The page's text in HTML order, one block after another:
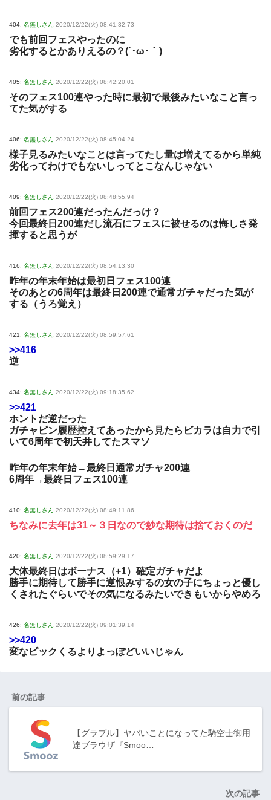
404: 名無しさん 2020/12/22(火) 08:41:32.73
でも前回フェスやったのに
劣化するとかありえるの？(´･ω･｀)
405: 名無しさん 2020/12/22(火) 08:42:20.01
そのフェス100連やった時に最初で最後みたいなこと言っ
てた気がする
406: 名無しさん 2020/12/22(火) 08:45:04.24
様子見るみたいなことは言ってたし量は増えてるから単純
劣化ってわけでもないしってとこなんじゃない
409: 名無しさん 2020/12/22(火) 08:48:55.94
前回フェス200連だったんだっけ？
今回最終日200連だし流石にフェスに被せるのは悔しさ発
揮すると思うが
416: 名無しさん 2020/12/22(火) 08:54:13.30
昨年の年末年始は最初日フェス100連
そのあとの6周年は最終日200連で通常ガチャだった気が
する（うろ覚え）
421: 名無しさん 2020/12/22(火) 08:59:57.61
>>416
逆
434: 名無しさん 2020/12/22(火) 09:18:35.62
>>421
ホントだ逆だった
ガチャピン履歴控えてあったから見たらビカラは自力で引
いて6周年で初天井してたスマソ
昨年の年末年始→最終日通常ガチャ200連
6周年→最終日フェス100連
410: 名無しさん 2020/12/22(火) 08:49:11.86
ちなみに去年は31～３日なので妙な期待は捨ておくのだ
420: 名無しさん 2020/12/22(火) 08:59:29.17
大体最終日はボーナス（+1）確定ガチャだよ
勝手に期待して勝手に逆恨みするの女の子にちょっと優し
くされたぐらいでその気になるみたいできもいからやめろ
426: 名無しさん 2020/12/22(火) 09:01:39.14
>>420
変なピックくるよりよっぽどいいじゃん
前の記事
【グラブル】ヤバいことになってた騎空士御用
達ブラウザ『Smoo…
次の記事